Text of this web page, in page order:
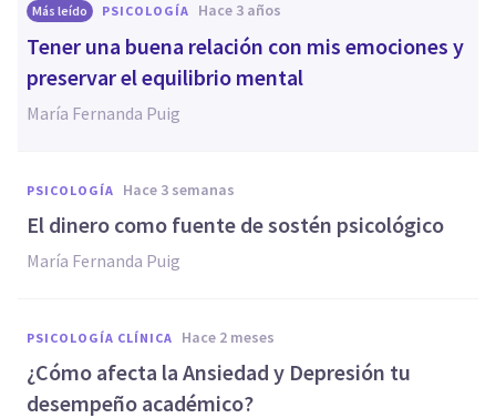
Más leído PSICOLOGÍA hace 3 años
Tener una buena relación con mis emociones y
preservar el equilibrio mental
María Fernanda Puig
PSICOLOGÍA hace 3 semanas
El dinero como fuente de sostén psicológico
María Fernanda Puig
PSICOLOGÍA CLÍNICA hace 2 meses
¿Cómo afecta la Ansiedad y Depresión tu
desempeño académico?